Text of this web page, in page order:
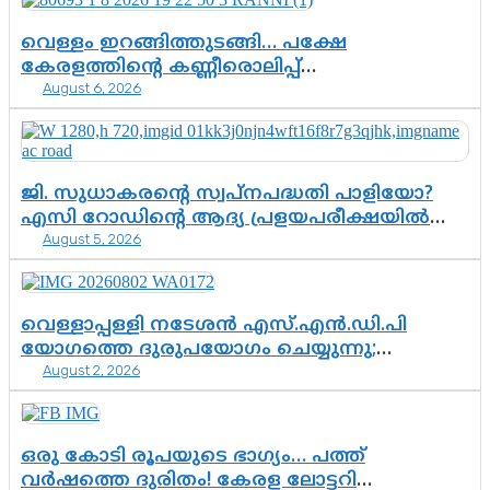
വെള്ളം ഇറങ്ങിത്തുടങ്ങി… പക്ഷേ
കേരളത്തിന്റെ കണ്ണീരൊലിപ്പ്
എന്നവസാനിക്കും?
August 6, 2026
ജി. സുധാകരന്റെ സ്വപ്നപദ്ധതി പാളിയോ?
എസി റോഡിന്റെ ആദ്യ പ്രളയപരീക്ഷയിൽ
ഉയരുന്നത് ഗുരുതര ചോദ്യങ്ങൾ
August 5, 2026
വെള്ളാപ്പള്ളി നടേശൻ എസ്.എൻ.ഡി.പി
യോഗത്തെ ദുരുപയോഗം ചെയ്യുന്നു;
ശ്രീനാരായണ പ്രസ്ഥാനത്തെ കാർന്നുതിന്നുന്ന
വിഷവിത്ത്: ഗോകുലം ഗോപാലൻ
August 2, 2026
ഒരു കോടി രൂപയുടെ ഭാഗ്യം… പത്ത്
വർഷത്തെ ദുരിതം! കേരള ലോട്ടറി